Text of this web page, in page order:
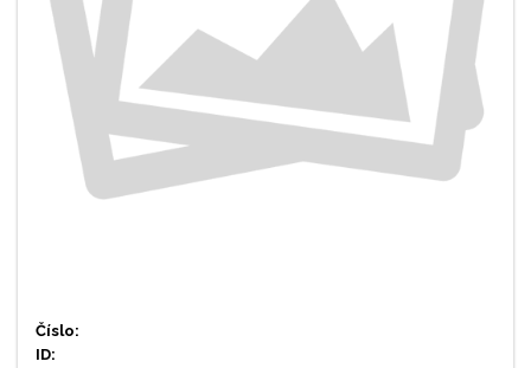
Číslo:
ID: